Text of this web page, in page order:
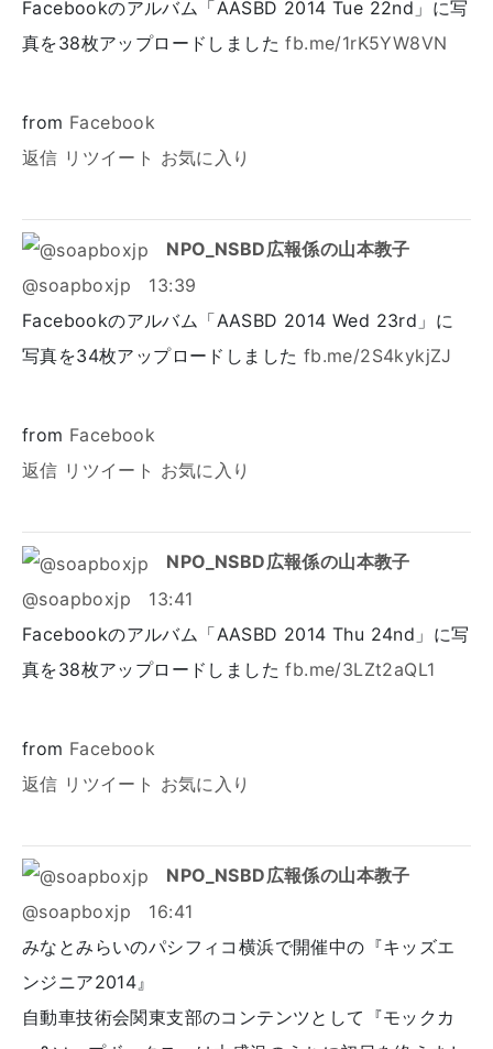
Facebookのアルバム「AASBD 2014 Tue 22nd」に写
真を38枚アップロードしましたfb.me/1rK5YW8VN
from Facebook
返信 リツイート お気に入り
NPO_NSBD広報係の山本教子
@soapboxjp
13:39
Facebookのアルバム「AASBD 2014 Wed 23rd」に
写真を34枚アップロードしました fb.me/2S4kykjZJ
from Facebook
返信 リツイート お気に入り
NPO_NSBD広報係の山本教子
@soapboxjp
13:41
Facebookのアルバム「AASBD 2014 Thu 24nd」に写
真を38枚アップロードしましたfb.me/3LZt2aQL1
from Facebook
返信 リツイート お気に入り
NPO_NSBD広報係の山本教子
@soapboxjp
16:41
みなとみらいのパシフィコ横浜で開催中の『キッズエ
ンジニア2014』
自動車技術会関東支部のコンテンツとして『モックカ